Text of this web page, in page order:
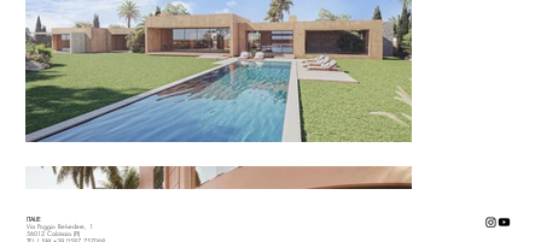
ITALIE
Via Poggio Belvedere, 1
56012 Calcinaia (PI)